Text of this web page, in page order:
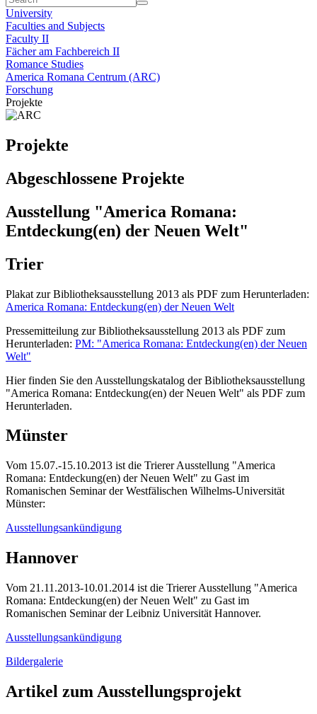
University
Faculties and Subjects
Faculty II
Fächer am Fachbereich II
Romance Studies
America Romana Centrum (ARC)
Forschung
Projekte
Projekte
Abgeschlossene Projekte
Ausstellung "America Romana:
Entdeckung(en) der Neuen Welt"
Trier
Plakat zur Bibliotheksausstellung 2013 als PDF zum Herunterladen:
America Romana: Entdeckung(en) der Neuen Welt
Pressemitteilung zur Bibliotheksausstellung 2013 als PDF zum
Herunterladen: PM: "America Romana: Entdeckung(en) der Neuen
Welt"
Hier finden Sie den Ausstellungskatalog der Bibliotheksausstellung
"America Romana: Entdeckung(en) der Neuen Welt" als PDF zum
Herunterladen.
Münster
Vom 15.07.-15.10.2013 ist die Trierer Ausstellung "America
Romana: Entdeckung(en) der Neuen Welt" zu Gast im
Romanischen Seminar der Westfälischen Wilhelms-Universität
Münster:
Ausstellungsankündigung
Hannover
Vom 21.11.2013-10.01.2014 ist die Trierer Ausstellung "America
Romana: Entdeckung(en) der Neuen Welt" zu Gast im
Romanischen Seminar der Leibniz Universität Hannover.
Ausstellungsankündigung
Bildergalerie
Artikel zum Ausstellungsprojekt